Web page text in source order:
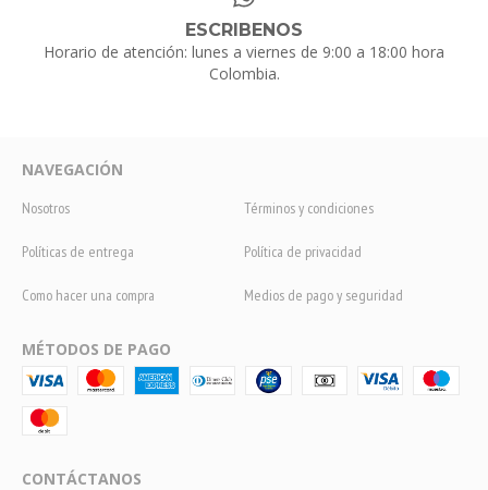
ESCRIBENOS
Horario de atención: lunes a viernes de 9:00 a 18:00 hora
Colombia.
NAVEGACIÓN
Nosotros Términos y condiciones
Políticas de entrega Política de privacidad
Como hacer una compra Medios de pago y seguridad
MÉTODOS DE PAGO
CONTÁCTANOS